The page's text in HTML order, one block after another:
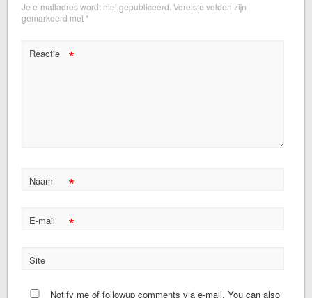
Je e-mailadres wordt niet gepubliceerd. Vereiste velden zijn
gemarkeerd met*
Reactie *
Naam *
E-mail *
Site
Notify me of followup comments via e-mail. You can also